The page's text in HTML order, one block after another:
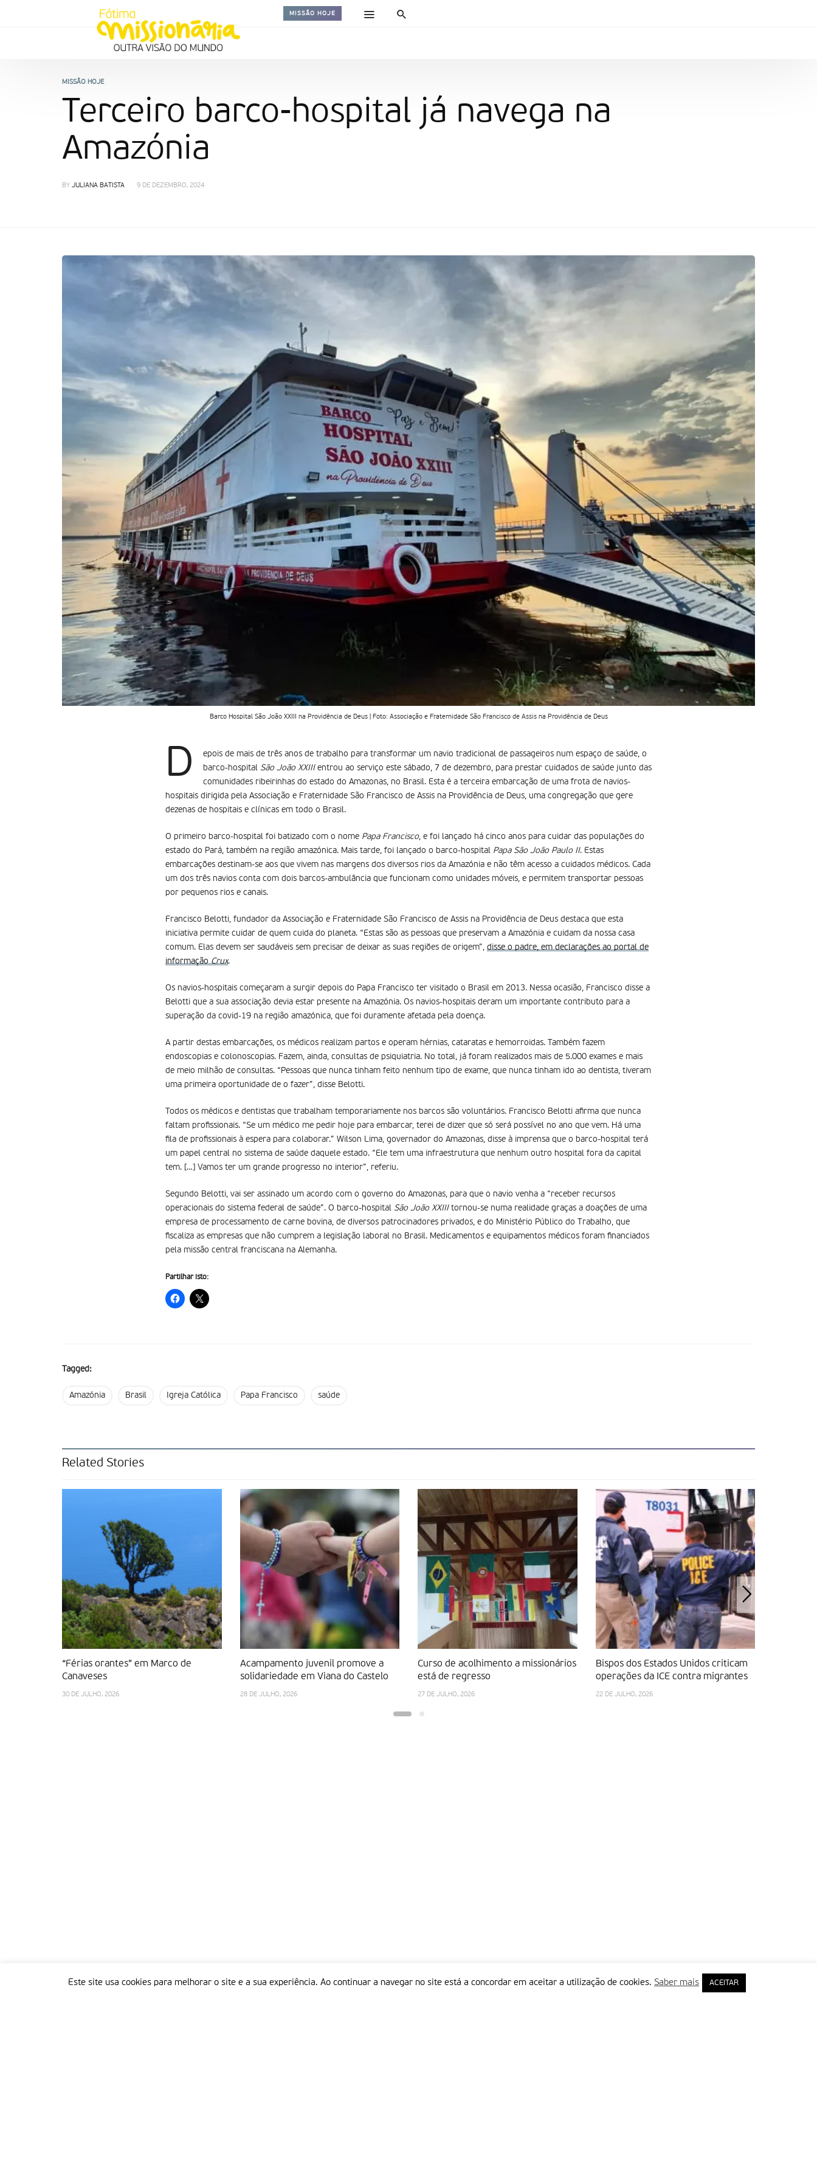
MISSÃO HOJE
MISSÃO HOJE
Terceiro barco-hospital já navega na
Amazónia
BY JULIANA BATISTA 9 DE DEZEMBRO, 2024
Barco Hospital São João XXIII na Providência de Deus | Foto: Associação e Fraternidade São Francisco de Assis na Providência de Deus
D
epois de mais de três anos de trabalho para transformar um navio tradicional de passageiros num espaço de saúde, o
barco-hospital São João XXIII entrou ao serviço este sábado, 7 de dezembro, para prestar cuidados de saúde junto das
comunidades ribeirinhas do estado do Amazonas, no Brasil. Esta é a terceira embarcação de uma frota de navios-
hospitais dirigida pela Associação e Fraternidade São Francisco de Assis na Providência de Deus, uma congregação que gere
dezenas de hospitais e clínicas em todo o Brasil.
O primeiro barco-hospital foi batizado com o nome Papa Francisco, e foi lançado há cinco anos para cuidar das populações do
estado do Pará, também na região amazónica. Mais tarde, foi lançado o barco-hospital Papa São João Paulo II. Estas
embarcações destinam-se aos que vivem nas margens dos diversos rios da Amazónia e não têm acesso a cuidados médicos. Cada
um dos três navios conta com dois barcos-ambulância que funcionam como unidades móveis, e permitem transportar pessoas
por pequenos rios e canais.
Francisco Belotti, fundador da Associação e Fraternidade São Francisco de Assis na Providência de Deus destaca que esta
iniciativa permite cuidar de quem cuida do planeta. “Estas são as pessoas que preservam a Amazónia e cuidam da nossa casa
comum. Elas devem ser saudáveis ​​sem precisar de deixar as suas regiões de origem”, disse o padre, em declarações ao portal de
informaçãoCrux.
Os navios-hospitais começaram a surgir depois do Papa Francisco ter visitado o Brasil em 2013. Nessa ocasião, Francisco disse a
Belotti que a sua associação devia estar presente na Amazónia. Os navios-hospitais deram um importante contributo para a
superação da covid-19 na região amazónica, que foi duramente afetada pela doença.
A partir destas embarcações, os médicos realizam partos e operam hérnias, cataratas e hemorroidas. Também fazem
endoscopias e colonoscopias. Fazem, ainda, consultas de psiquiatria. No total, já foram realizados mais de 5.000 exames e mais
de meio milhão de consultas. “Pessoas que nunca tinham feito nenhum tipo de exame, que nunca tinham ido ao dentista, tiveram
uma primeira oportunidade de o fazer”, disse Belotti.
Todos os médicos e dentistas que trabalham temporariamente nos barcos são voluntários. Francisco Belotti afirma que nunca
faltam profissionais. “Se um médico me pedir hoje para embarcar, terei de dizer que só será possível no ano que vem. Há uma
fila de profissionais à espera para colaborar.” Wilson Lima, governador do Amazonas, disse à imprensa que o barco-hospital terá
um papel central no sistema de saúde daquele estado. “Ele tem uma infraestrutura que nenhum outro hospital fora da capital
tem. […] Vamos ter um grande progresso no interior”, referiu.
Segundo Belotti, vai ser assinado um acordo com o governo do Amazonas, para que o navio venha a “receber recursos
operacionais do sistema federal de saúde”. O barco-hospital São João XXIIItornou-se numa realidade graças a doações de uma
empresa de processamento de carne bovina, de diversos patrocinadores privados, e do Ministério Público do Trabalho, que
fiscaliza as empresas que não cumprem a legislação laboral no Brasil. Medicamentos e equipamentos médicos foram financiados
pela missão central franciscana na Alemanha.
Partilhar isto:
Tagged:
Amazónia Brasil Igreja Católica Papa Francisco saúde
Related Stories
“Férias orantes” em Marco de
Canaveses
30 DE JULHO, 2026
Acampamento juvenil promove a
solidariedade em Viana do Castelo
28 DE JULHO, 2026
Curso de acolhimento a missionários
está de regresso
27 DE JULHO, 2026
Bispos dos Estados Unidos criticam
operações da ICE contra migrantes
22 DE JULHO, 2026
Este site usa cookies para melhorar o site e a sua experiência. Ao continuar a navegar no site está a concordar em aceitar a utilização de cookies. Saber mais ACEITAR